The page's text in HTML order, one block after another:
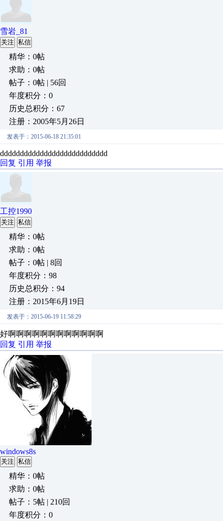
雪岩_81
关注 私信
精华：0帖
求助：0帖
帖子：0帖 | 56回
年度积分：0
历史总积分：67
注册：2005年5月26日
发表于：2015-06-18 21:35:01
ddddddddddddddddddddddddddd
回复 引用 举报
工控1990
关注 私信
精华：0帖
求助：0帖
帖子：0帖 | 8回
年度积分：98
历史总积分：94
注册：2015年6月19日
发表于：2015-06-19 11:58:29
好啊啊啊啊啊啊啊啊啊啊啊啊
回复 引用 举报
windows8s
关注 私信
精华：0帖
求助：0帖
帖子：5帖 | 210回
年度积分：0